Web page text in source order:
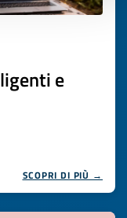
e
SCOPRI DI PIÙ →